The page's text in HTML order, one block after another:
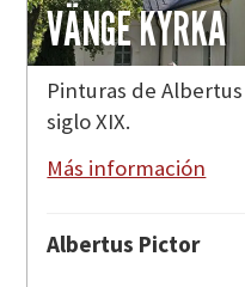
VÄNGE KYRKA
Pinturas de
siglo XIX.
Más información
Albertus Pictor